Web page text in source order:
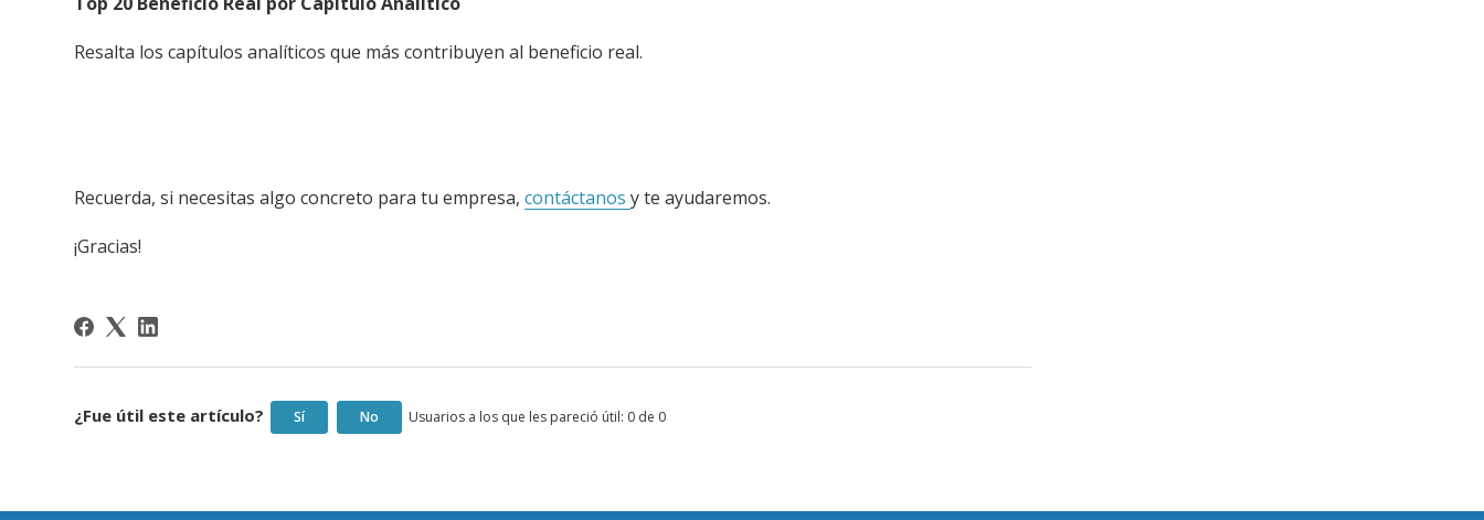
Resalta los capítulos analíticos que más contribuyen al beneficio real.
Recuerda, si necesitas algo concreto para tu empresa,contáctanosy te ayudaremos.
¡Gracias!
¿Fue útil este artículo? Sí No Usuarios a los que les pareció útil: 0 de 0